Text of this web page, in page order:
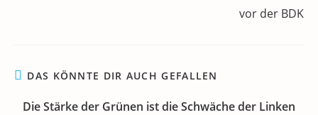
vor der BDK
DAS KÖNNTE DIR AUCH GEFALLEN
Die Stärke der Grünen ist die Schwäche der Linken